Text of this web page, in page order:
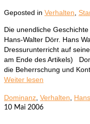
Geposted in Verhalten
Die unendliche
Hans-Walter Dörr. Hans
Dressurunterricht auf
am Ende des Artikels)
die Beherrschung und
Weiter lesen
Dominanz Verhalten
10 Mai 2006